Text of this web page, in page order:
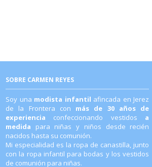
SOBRE CARMEN REYES
Soy una modista infantil afincada en Jerez
de la Frontera con más de 30 años de
experiencia confeccionando vestidos a
medida para niñas y niños desde recién
nacidos hasta su comunión.
Mi especialidad es la ropa de canastilla, junto
con la ropa infantil para bodas y los vestidos
de comunión para niñas.